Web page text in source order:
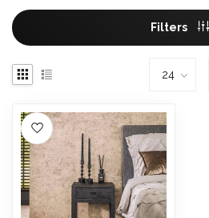
Filters